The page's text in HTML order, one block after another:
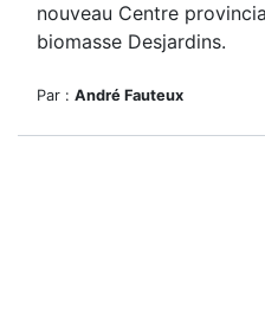
nouveau Centre
biomasse Desjardins.
Par : André Fauteux